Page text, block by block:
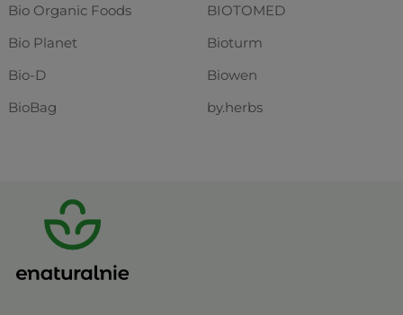
Bio Organic Foods
Bio Planet
Bio-D
BioBag
BIOTOMED
Bioturm
Biowen
by.herbs